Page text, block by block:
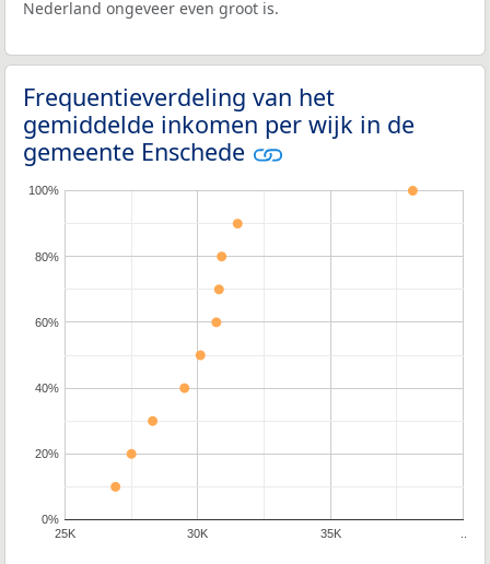
Nederland ongeveer even groot is.
Frequentieverdeling van het
gemiddelde inkomen per wijk in de
gemeente Enschede
25K 30K 35K
0%
20%
40%
60%
80%
100%